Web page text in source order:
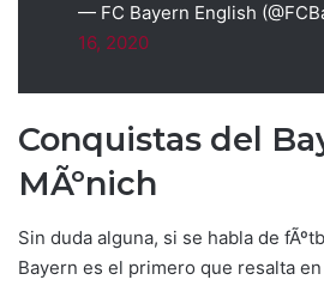
— FC Bayern English
16, 2020
Conquistas del
MÃºnich
Sin duda alguna, si se habla de
Bayern es el primero que resalta